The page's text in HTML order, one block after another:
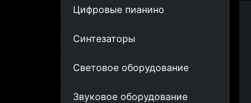
Цифровые пианино
Синтезаторы
Световое оборудование
Звуковое оборудование